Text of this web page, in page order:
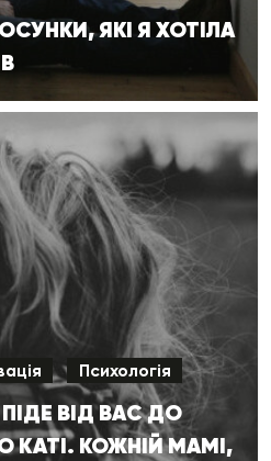
ЯКІ Я ХОТІЛА
Психологія
ВІД ВАС ДО
КАТІ. КОЖНІЙ МАМІ,